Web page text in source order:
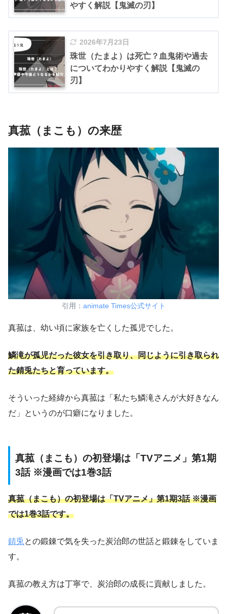
やすく解説【鬼滅の刃】
2026年7月23日
珠世（たまよ）は死亡？血鬼術や過去
についてわかりやすく解説【鬼滅の
刃】
真菰（まこも）の来歴
引用： animate Times公式サイト
真菰は、幼い頃に家族を亡くした孤児でした。
鱗滝が孤児だった彼女を引き取り、同じように引き取られ
た錆兎たちと育っています。
そういった経緯から真菰は「私たち鱗滝さんが大好きなん
だ」というのが口癖になりました。
真菰（まこも）の初登場は「TVアニメ」第1期
3話 ※漫画では1巻3話
真菰（まこも）の初登場は「TVアニメ」第1期3話 ※漫画
では1巻3話です。
錆兎との鍛錬で気を失った炭治郎の世話と鍛錬をしていま
す。
真菰の教え方は丁寧で、炭治郎の成長に貢献しました。